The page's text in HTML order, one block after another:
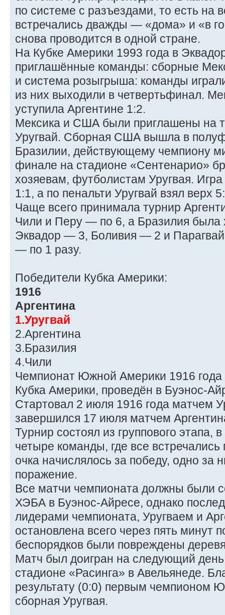
по системе с разъездами, то есть на
встречались дважды — «дома» и «в
снова проводится в одной стране.
На Кубке Америки 1993 года в
приглашённые команды: сборные
и система розыгрыша: команды
из них выходили в четвертьфинал.
уступила Аргентине 1:2.
Мексика и США были приглашены на
Уругвай. Сборная США вышла в
Бразилии, действующему чемпиону
финале на стадионе «Сентенарио»
хозяевам, футболистам Уругвая.
1:1, а по пенальти Уругвай взял верх
Чаще всего принимала турнир
Чили и Перу — по 6, а Бразилия была
Эквадор — 3, Боливия — 2 и
— по 1 разу.
Победители Кубка Америки:
1916
Аргентина
1.Уругвай
2.Аргентина
3.Бразилия
4.Чили
Чемпионат Южной Америки 1916
Кубка Америки, проведён в Буэнос-
Стартовал 2 июля 1916 года матчем
завершился 17 июля матчем
Турнир состоял из группового этапа,
четыре команды, где все
очка начислялось за победу, одно за
поражение.
Все матчи чемпионата должны были
ХЭБА в Буэнос-Айресе, однако
лидерами чемпионата, Уругваем и
остановлена всего через пять минут
беспорядков были повреждены
Матч был доигран на следующий
стадионе «Расинга» в Авельянеде.
результату (0:0) первым чемпионом
сборная Уругвая.